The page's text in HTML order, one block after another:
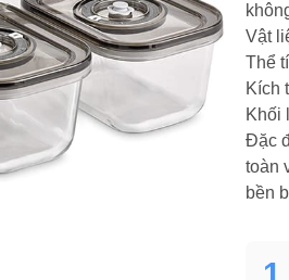
Vật
Thể
Kích
Khối
Đặc
toàn
bền